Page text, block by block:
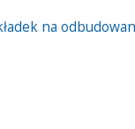
na